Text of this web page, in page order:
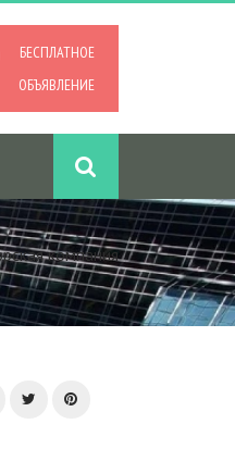
БЕСПЛАТНОЕ
ОБЪЯВЛЕНИЕ
компания